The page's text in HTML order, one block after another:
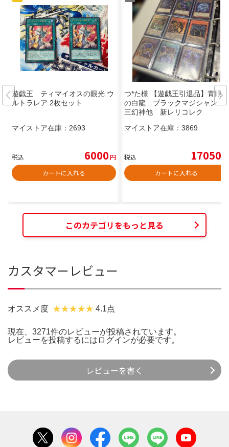
遊戯王 ティマイオスの眼光 ウ
ルトラレア 2枚セット
マイストア在庫： 2693
税込 6000円
カートに入れる
つ*た様 【遊戯王引退品】青眼
の白龍 ブラックマジシャン
三幻神他 新レリコレク
マイストア在庫： 3869
税込 17050
カートに入れる
このカテゴリをもっと見る
カスタマーレビュー
オススメ度 4.1点
現在、3271件のレビューが投稿されています。
レビューを投稿するには ログインが必要です。
レビューを書く